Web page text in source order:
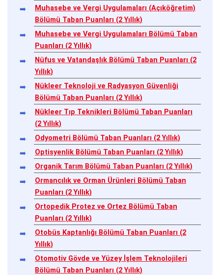
Muhasebe ve Vergi Uygulamaları (Açıköğretim)
Bölümü Taban Puanları (2 Yıllık)
Muhasebe ve Vergi Uygulamaları Bölümü Taban
Puanları (2 Yıllık)
Nüfus ve Vatandaşlık Bölümü Taban Puanları (2
Yıllık)
Nükleer Teknoloji ve Radyasyon Güvenliği
Bölümü Taban Puanları (2 Yıllık)
Nükleer Tıp Teknikleri Bölümü Taban Puanları
(2 Yıllık)
Odyometri Bölümü Taban Puanları (2 Yıllık)
Optisyenlik Bölümü Taban Puanları (2 Yıllık)
Organik Tarım Bölümü Taban Puanları (2 Yıllık)
Ormancılık ve Orman Ürünleri Bölümü Taban
Puanları (2 Yıllık)
Ortopedik Protez ve Ortez Bölümü Taban
Puanları (2 Yıllık)
Otobüs Kaptanlığı Bölümü Taban Puanları (2
Yıllık)
Otomotiv Gövde ve Yüzey İşlem Teknolojileri
Bölümü Taban Puanları (2 Yıllık)